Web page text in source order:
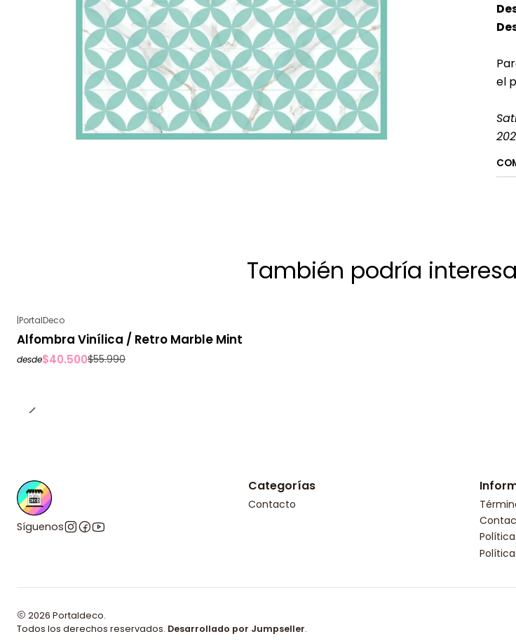
el
También podría
|PortalDeco
Alfombra Vinílica / Retro Marble Mint
desde$40.500$55.990
Síguenos
Categorías
Contacto
2026 Portaldeco.
Todos los derechos reservados. Desarrollado por Jumpseller.